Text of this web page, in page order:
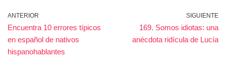
ANTERIOR
Encuentra 10 errores típicos
en español de nativos
hispanohablantes
SIGUIENTE
169. Somos idiotas: una
anécdota ridícula de Lucía